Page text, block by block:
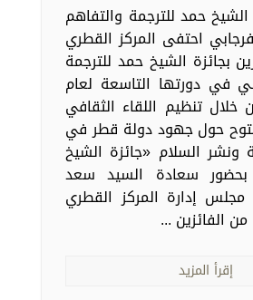
الشيخ حمد للترجمة والتفاهم
احتفى المركز القطري
بجائزة الشيخ حمد للترجمة
في دورتها التاسعة لعام
من خلال تنظيم اللقاء الثقافي
حول جهود دولة قطر في
ونشر السلام «جائزة الشيخ
بحضور سعادة السيد سعد
إدارة المركز القطري
الفائزين ...
إقرأ المزيد